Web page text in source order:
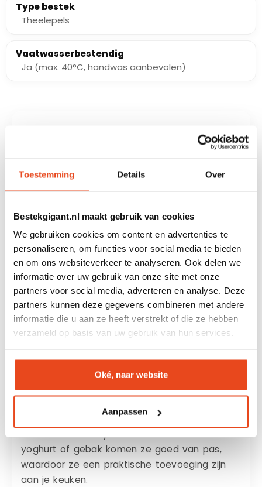
Toestemming Details Over
Bestekgigant.nl maakt gebruik van cookies
We gebruiken cookies om content en advertenties te
personaliseren, om functies voor social media te bieden
en om ons websiteverkeer te analyseren. Ook delen we
informatie over uw gebruik van onze site met onze
partners voor social media, adverteren en analyse. Deze
partners kunnen deze gegevens combineren met andere
informatie die u aan ze heeft verstrekt of die ze hebben
verzameld op basis van uw gebruik van hun services.
Oké, naar website
Aanpassen
Type bestek
Theelepels
Vaatwasserbestendig
Ja (max. 40°C, handwas aanbevolen)
haal je een opvallende en verfijnde aanvulling
voor thee, espresso en kleine desserts en
hebben een iets compacter formaat dan
passen in kleinere kopjes en glazen. De
regenboog afwerking zorgt voor een speelse
en unieke uitstraling en maakt deze lepels
geschikt voor zowel dagelijks gebruik als
bijzondere momenten.
Ideaal voor thee en kleinere
kopjes
Deze theelepels zijn veelzijdig inzetbaar en
speciaal geschikt voor thee, espresso en
andere warme dranken. Door het kleinere
kopjes, zonder dat ze uitsteken of onhandig
yoghurt of gebak komen ze goed van pas,
waardoor ze een praktische toevoeging zijn
aan je keuken.